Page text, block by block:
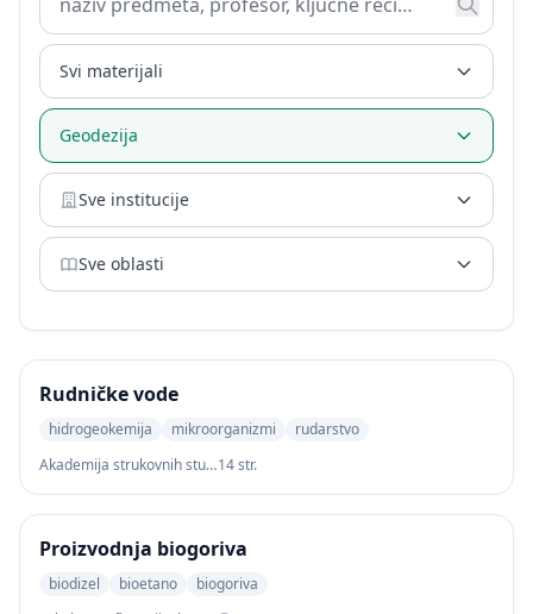
Svi materijali
Geodezija
Sve institucije
Sve oblasti
Rudničke vode
hidrogeokemija mikroorganizmi
rudarstvo
Akademija strukovnih studija Šumadija14 str.
Proizvodnja biogoriva
biodizel bioetano
biogoriva